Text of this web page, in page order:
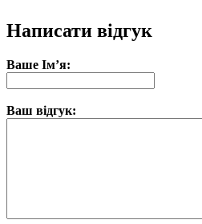
Написати відгук
Ваше Ім’я:
Ваш відгук: